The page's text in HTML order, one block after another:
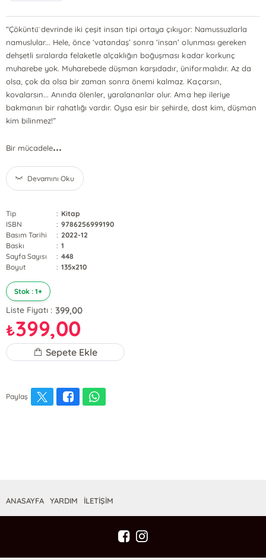
“Çöküntü̈ devrinde iki çeşit insan tipi ortaya çıkıyor: Namussuzlarla
namuslular... Hele, önce ‘vatandaş’ sonra ‘insan’ olunması gereken
dehşetli sıralarda felaketle alçaklığın boğuşması kadar korkunç
muharebe yok. Muharebede düşman karşıdadır, üniformalıdır. Az da
olsa, çok da olsa bir zaman sonra önemi kalmaz. Kaçarsın,
kovalarsın... Anında ölenler, yaralananlar olur. Ama hep ileriye
bakmanın bir rahatlığı vardır. Oysa esir bir şehirde, dost kim, düşman
kim bilinmez!”
Bir mücadele...
Devamını Oku
Tip : Kitap
ISBN
: 9786256999190
Basım Tarihi
: 2022-12
Baskı
: 1
Sayfa Sayısı
: 448
Boyut
: 135x210
Stok : 1+
Liste Fiyatı : 399,00
₺399,00
Sepete Ekle
Paylaş
ANASAYFA YARDIM İLETİŞİM